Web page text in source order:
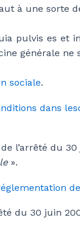
à une sorte
pulvis es et
générale ne
sociale.
dans
l’arrêté du
».
du 30 juin